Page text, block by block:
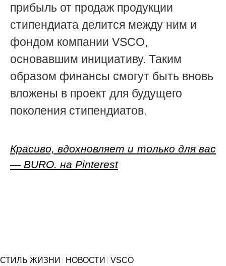
прибыль от продаж продукции
стипендиата делится между ним и
фондом компании VSCO,
основавшим инициативу. Таким
образом финансы смогут быть вновь
вложены в проект для будущего
поколения стипендиатов.
Красиво, вдохновляет и только для вас
— BURO. на Pinterest
СТИЛЬ ЖИЗНИ НОВОСТИ VSCO